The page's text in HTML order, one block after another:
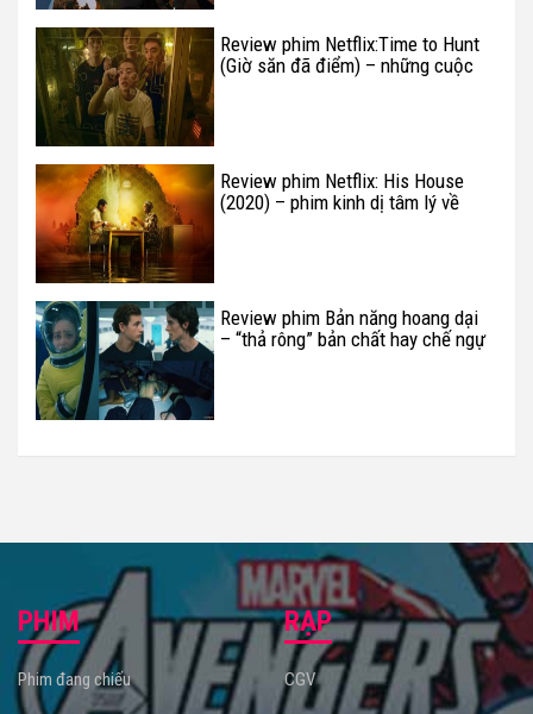
Review phim Netflix:Time to Hunt
(Giờ săn đã điểm) – những cuộc
Review phim Netflix: His House
(2020) – phim kinh dị tâm lý về
Review phim Bản năng hoang dại
– “thả rông” bản chất hay chế ngự
PHIM
Phim đang chiếu
RẠP
CGV